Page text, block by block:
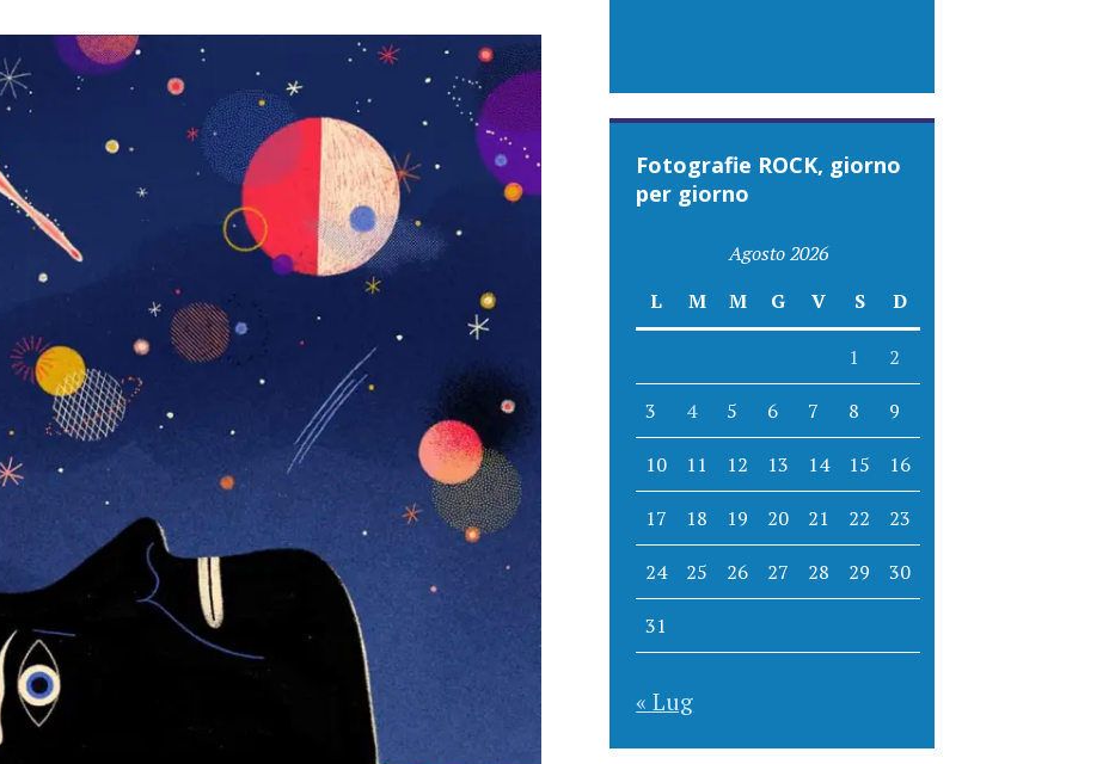
Fotografie ROCK, giorno
per giorno
Agosto 2026
L
M M G V S D
1 2
3 4 5 6 7 8 9
10 11 12 13 14 15 16
17 18 19 20 21 22 23
24 25 26 27 28 29 30
31
« Lug